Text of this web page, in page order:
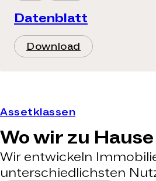
Datenblatt
Download
Assetklassen
Wo wir zu
Wir entwickeln
unterschiedlichsten